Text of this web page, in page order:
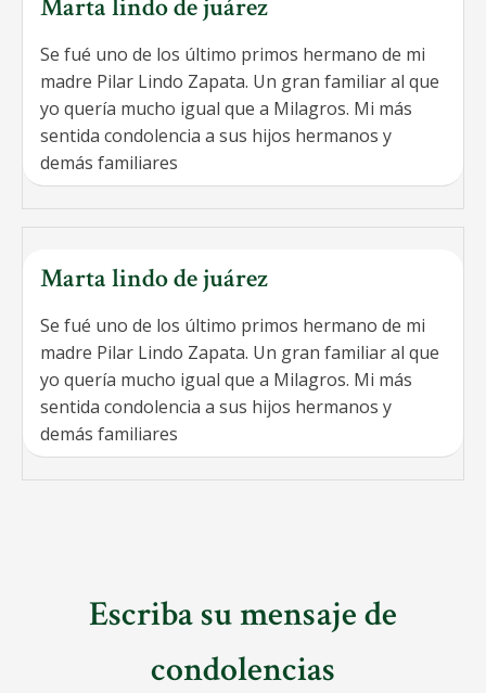
Marta lindo de juárez
Se fué uno de los último primos hermano de mi
madre Pilar Lindo Zapata. Un gran familiar al que
yo quería mucho igual que a Milagros. Mi más
sentida condolencia a sus hijos hermanos y
demás familiares
Marta lindo de juárez
Se fué uno de los último primos hermano de mi
madre Pilar Lindo Zapata. Un gran familiar al que
yo quería mucho igual que a Milagros. Mi más
sentida condolencia a sus hijos hermanos y
demás familiares
Escriba su mensaje de
condolencias